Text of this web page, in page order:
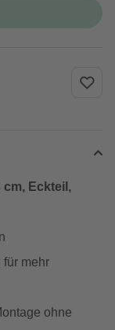
cm, Eckteil,
für mehr
ohne